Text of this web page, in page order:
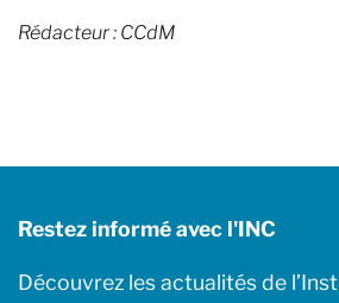
Rédacteur : CCdM
Restez informé avec l'INC
Découvrez les actualités de